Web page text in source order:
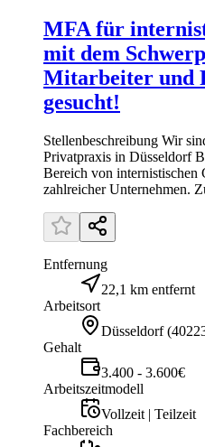
MFA für
mit dem
Mitarbeiter und
gesucht!
Stellenbeschreibung Wir
Privatpraxis in Düsseldorf
Bereich von internistischen
zahlreicher Unternehmen.
Entfernung
22,1 km entfernt
Arbeitsort
Düsseldorf (
Gehalt
3.400 - 3.600€
Arbeitszeitmodell
Vollzeit | Teilzeit
Fachbereich